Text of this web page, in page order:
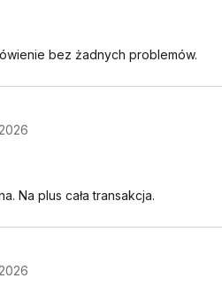
bez żadnych problemów.
Na plus cała transakcja.